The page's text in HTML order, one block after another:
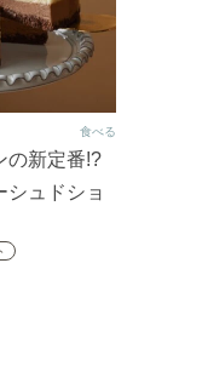
食べる
の新定番!?
シュドショ